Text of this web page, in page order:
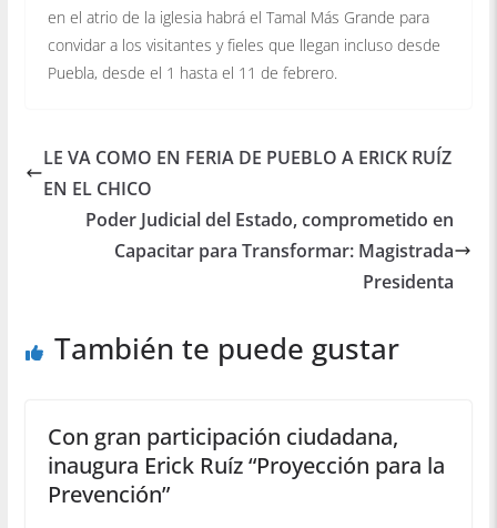
en el atrio de la iglesia habrá el Tamal Más Grande para
convidar a los visitantes y fieles que llegan incluso desde
Puebla, desde el 1 hasta el 11 de febrero.
LE VA COMO EN FERIA DE PUEBLO A ERICK RUÍZ
EN EL CHICO
Poder Judicial del Estado, comprometido en
Capacitar para Transformar: Magistrada
Presidenta
También te puede gustar
Con gran participación ciudadana,
inaugura Erick Ruíz “Proyección para la
Prevención”